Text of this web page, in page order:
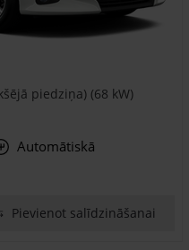
piedziņa) (68 kW)
Automātiskā
Pievienot salīdzināšanai